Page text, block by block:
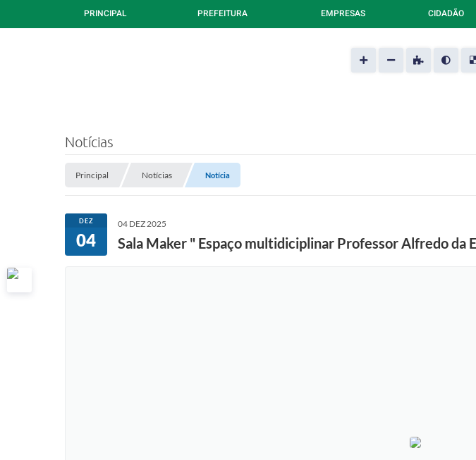
PRINCIPAL PREFEITURA EMPRESAS CIDADÃO
Notícias
Principal Notícias Notícia
DEZ
04
04 DEZ 2025
Sala Maker " Espaço multidiciplinar Professor Alfredo da